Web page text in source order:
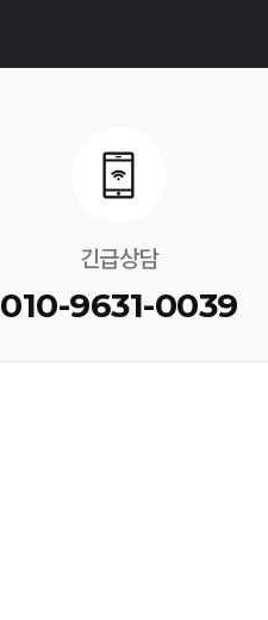
긴급상담
010-9631-0039